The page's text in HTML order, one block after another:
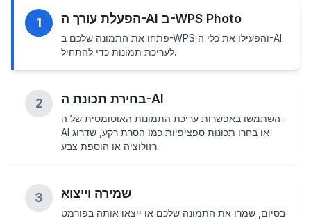
1 הפעלת עורך ה-AI ב-WPS Photo
פתחו את התמונה שלכם ב-WPS והפעילו את כלי ה-AI
לעריכת תמונות כדי להתחיל.
2 בחירת תכונת ה-AI
השתמשו באפשרות עריכת התמונות האוטומטית של ה-
AI או בחרו תכונות ספציפיות כמו הסרת רקע, שדרוג
רזולוציה או הוספת צבע.
3 שמירה וייצוא
בסיום, שמרו את התמונה שלכם או ייצאו אותה בפורמט